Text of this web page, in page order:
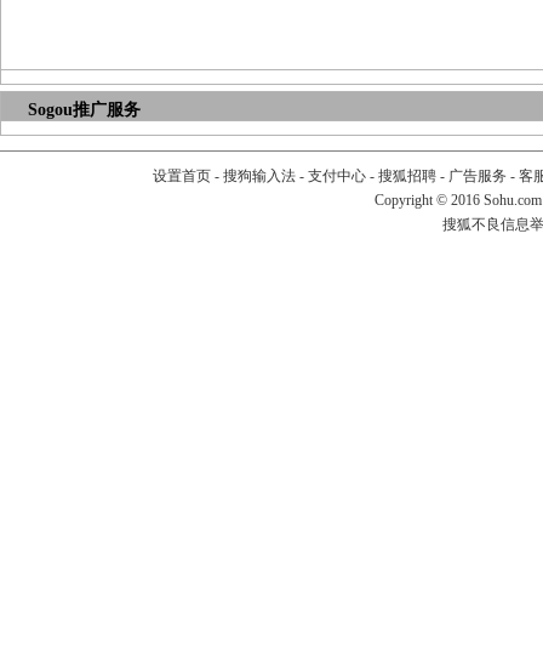
Sogou推广服务
设置首页- 搜狗输入法- 支付中心- 搜狐招聘- 广告服务 - 客
Copyright © 2016
搜狐不良信息